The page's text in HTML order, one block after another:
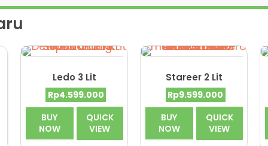
Ledo 3 Lit
Harga
aslinya
adalah:
Rp4.599.900.
Rp4.599.000
saat
ini
adalah:
Rp4.599.000.
BUY
NOW
QUICK
VIEW
Stareer 2 Lit
Harga
aslinya
adalah:
Rp9.599.900.
Rp9.599.000
saat
ini
adalah:
BUY
NOW
QUICK
VIEW